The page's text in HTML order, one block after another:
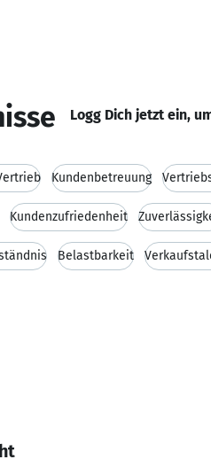
Logg Dich jetzt ein,
Kundenbetreuung
Kundenzufriedenheit
Belastbarkeit